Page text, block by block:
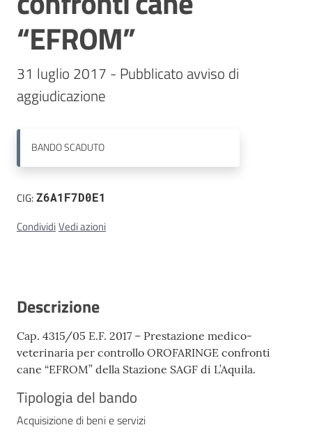
“EFROM”
31 luglio 2017 - Pubblicato avviso di
aggiudicazione
BANDOSCADUTO
CIG:Z6A1F7D0E1
CondividiVedi azioni
Descrizione
Cap. 4315/05 E.F. 2017 – Prestazione medico-
veterinaria per controllo OROFARINGE confronti
cane “EFROM” della Stazione SAGF di L’Aquila.
Tipologia del bando
Acquisizione di beni e servizi